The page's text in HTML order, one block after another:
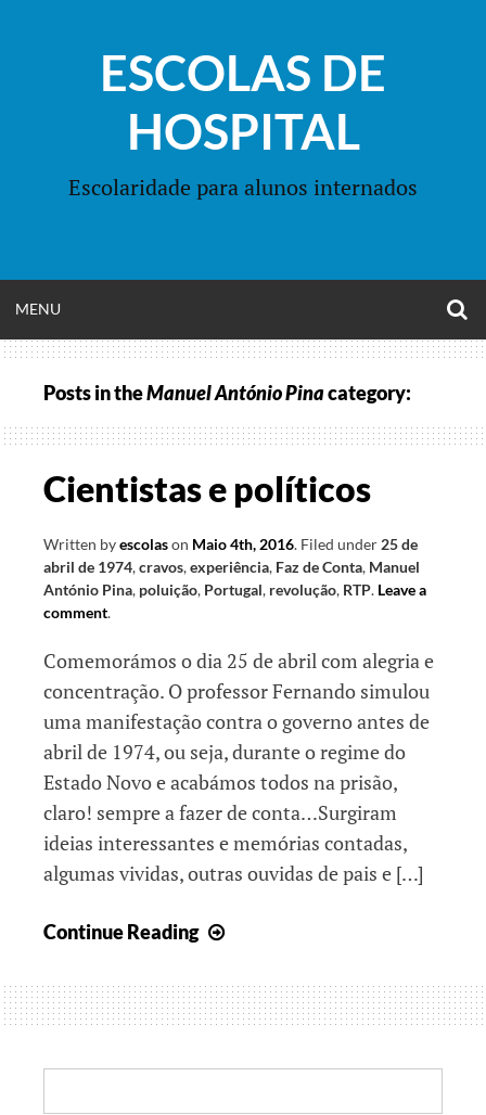
ESCOLAS DE
HOSPITAL
Escolaridade para alunos internados
MENU
MENU
Posts in theManuel António Pinacategory:
Cientistas e políticos
Written byescolason Maio 4th, 2016. Filed under 25 de
abril de 1974,cravos,experiência, Faz de Conta, Manuel
António Pina, poluição, Portugal, revolução, RTP. Leave a
comment.
Comemorámos o dia 25 de abril com alegria e
concentração. O professor Fernando simulou
uma manifestação contra o governo antes de
abril de 1974, ou seja, durante o regime do
Estado Novo e acabámos todos na prisão,
claro! sempre a fazer de conta…Surgiram
ideias interessantes e memórias contadas,
algumas vividas, outras ouvidas de pais e […]
Continue Reading
políticos